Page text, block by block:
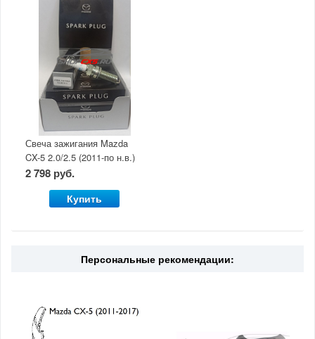
Свеча зажигания Mazda
CX-5 2.0/2.5 (2011-по н.в.)
2 798 руб.
Купить
Персональные рекомендации: